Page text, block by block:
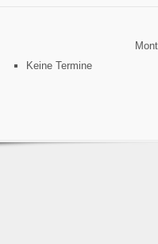
Keine Termine